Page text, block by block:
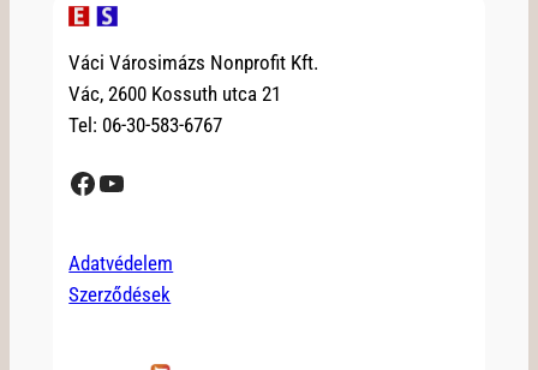
Váci Városimázs Nonprofit Kft.
Vác, 2600 Kossuth utca 21
Tel: 06-30-583-6767
Facebook YouTube
Adatvédelem
Szerződések